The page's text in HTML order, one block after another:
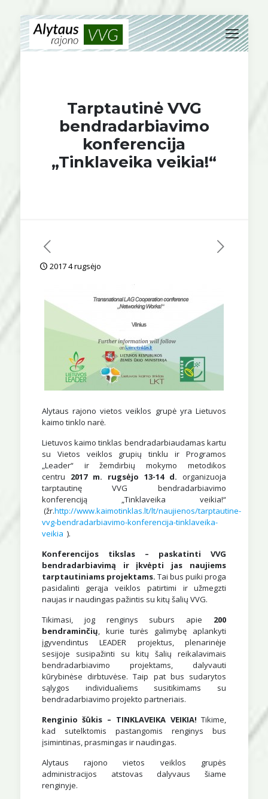
Tarptautinė VVG
bendradarbiavimo
konferencija
„Tinklaveika veikia!“
2017 4 rugsėjo
Alytaus rajono vietos veiklos grupė yra Lietuvos
kaimo tinklo narė.
Lietuvos kaimo tinklas bendradarbiaudamas kartu
su Vietos veiklos grupių tinklu ir Programos
„Leader“ ir žemdirbių mokymo metodikos
centru 2017 m. rugsėjo 13-14 d. organizuoja
tarptautinę VVG bendradarbiavimo
konferenciją „Tinklaveika veikia!“
(žr.http://www.kaimotinklas.lt/lt/naujienos/tarptautine-
vvg-bendradarbiavimo-konferencija-tinklaveika-
veikia ).
Konferencijos tikslas – paskatinti VVG
bendradarbiavimą ir įkvėpti jas naujiems
tarptautiniams projektams. Tai bus puiki proga
pasidalinti gerąja veiklos patirtimi ir užmegzti
naujas ir naudingas pažintis su kitų šalių VVG.
Tikimasi, jog renginys suburs apie 200
bendraminčių, kurie turės galimybę aplankyti
įgyvendintus LEADER projektus, plenarinėje
sesijoje susipažinti su kitų šalių reikalavimais
bendradarbiavimo projektams, dalyvauti
kūrybinėse dirbtuvėse. Taip pat bus sudarytos
sąlygos individualiems susitikimams su
bendradarbiavimo projekto partneriais.
Renginio šūkis – TINKLAVEIKA VEIKIA! Tikime,
kad sutelktomis pastangomis renginys bus
įsimintinas, prasmingas ir naudingas.
Alytaus rajono vietos veiklos grupės
administracijos atstovas dalyvaus šiame
renginyje.